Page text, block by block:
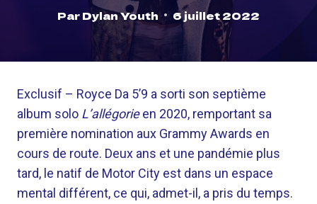
ParDylan Youth 6 juillet 2022
Exclusif – Royce Da 5’9 a sorti son septième
album solo L’allégorieen 2020, remportant sa
première nomination aux Grammy Awards en
cours de route. Deux ans et une pandémie plus
tard, le natif de Motor City est dans un espace
mental différent, ce qui, admet-il, a pris du temps.